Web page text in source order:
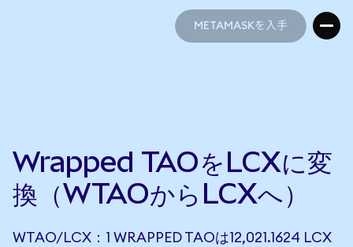
METAMASKを入手
Wrapped TAOをLCXに変
換（WTAOからLCXへ）
WTAO/LCX：1 WRAPPED TAOは12,021.1624 LCX